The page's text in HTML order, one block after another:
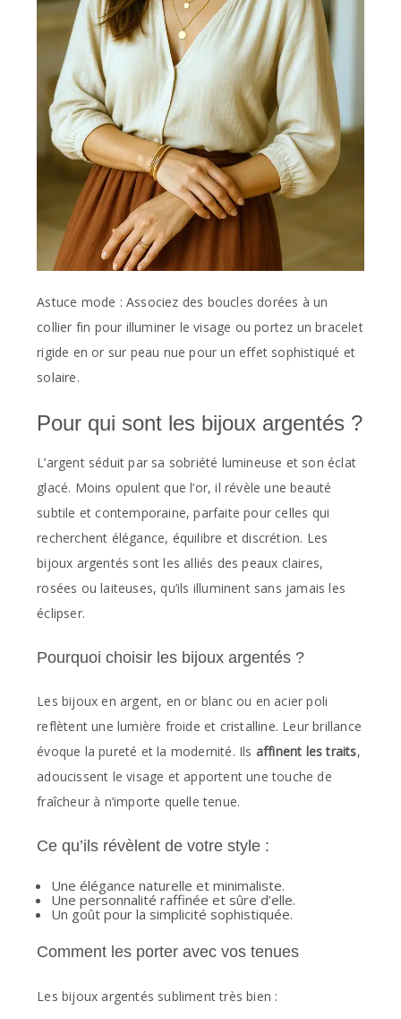
Astuce mode : Associez des boucles dorées à un
collier fin pour illuminer le visage ou portez un bracelet
rigide en or sur peau nue pour un effet sophistiqué et
solaire.
Pour qui sont les bijoux argentés ?
L’argent séduit par sa sobriété lumineuse et son éclat
glacé. Moins opulent que l’or, il révèle une beauté
subtile et contemporaine, parfaite pour celles qui
recherchent élégance, équilibre et discrétion. Les
bijoux argentés sont les alliés des peaux claires,
rosées ou laiteuses, qu’ils illuminent sans jamais les
éclipser.
Pourquoi choisir les bijoux argentés ?
Les bijoux en argent, en or blanc ou en acier poli
reflètent une lumière froide et cristalline. Leur brillance
évoque la pureté et la modernité. Ils affinent les traits,
adoucissent le visage et apportent une touche de
fraîcheur à n’importe quelle tenue.
Ce qu’ils révèlent de votre style :
Une élégance naturelle et minimaliste.
Une personnalité raffinée et sûre d’elle.
Un goût pour la simplicité sophistiquée.
Comment les porter avec vos tenues
Les bijoux argentés subliment très bien :